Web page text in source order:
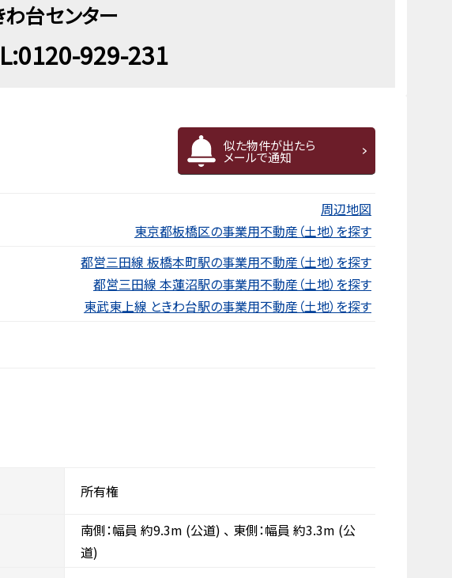
わ台センター
929-231
似た物件が出たら
メールで通知
周辺地図
東京都板橋区の事業用不動産（土地）を探す
都営三田線 板橋本町駅の事業用不動産（土地）を探す
都営三田線 本蓮沼駅の事業用不動産（土地）を探す
東武東上線 ときわ台駅の事業用不動産（土地）を探す
所有権
南側：幅員 約9.3m (公道) 、 東側：幅員 約3.3m (公
道)